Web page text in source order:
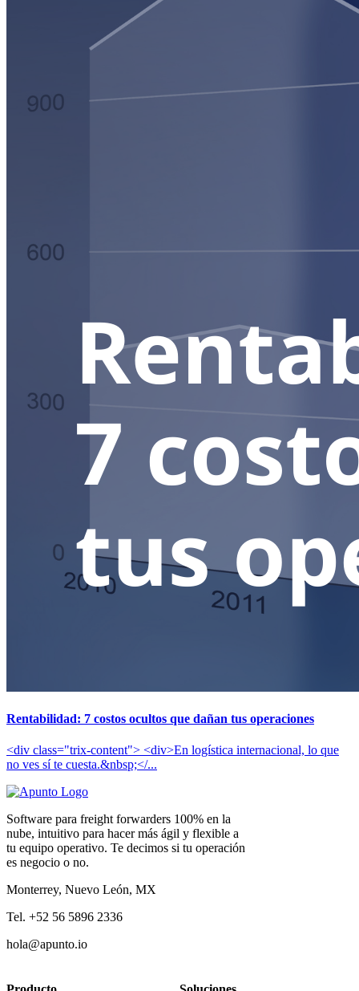
Rentabilidad: 7 costos ocultos que dañan tus operaciones
<div class="trix-content"> <div>En logística internacional, lo que
no ves sí te cuesta.&nbsp;</...
Software para freight forwarders 100% en la
nube, intuitivo para hacer más ágil y flexible a
tu equipo operativo. Te decimos si tu operación
es negocio o no.
Monterrey, Nuevo León, MX
Tel. +52 56 5896 2336
hola@apunto.io